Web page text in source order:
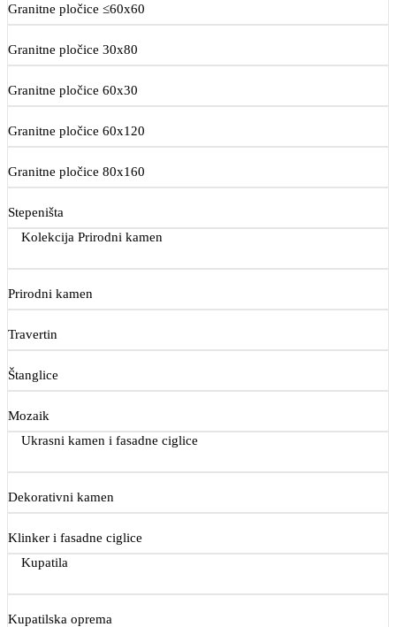
Granitne pločice ≤60x60
Granitne pločice 30x80
Granitne pločice 60x30
Granitne pločice 60x120
Granitne pločice 80x160
Stepeništa
Kolekcija Prirodni kamen
Prirodni kamen
Travertin
Štanglice
Mozaik
Ukrasni kamen i fasadne ciglice
Dekorativni kamen
Klinker i fasadne ciglice
Kupatila
Kupatilska oprema